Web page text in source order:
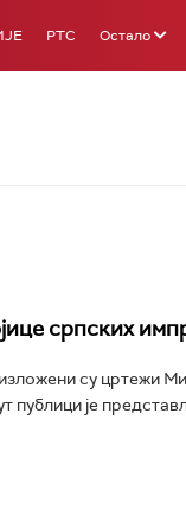
РТС Остало
српских
су цртежи
публици је